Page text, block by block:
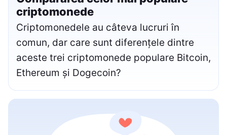
criptomonede
Criptomonedele au câteva lucruri în
comun, dar care sunt diferențele dintre
aceste trei criptomonede populare Bitcoin,
Ethereum și Dogecoin?